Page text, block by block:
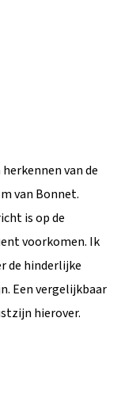
van de
van Bonnet.
is op de
voorkomen. Ik
de hinderlijke
Een vergelijkbaar
hierover.